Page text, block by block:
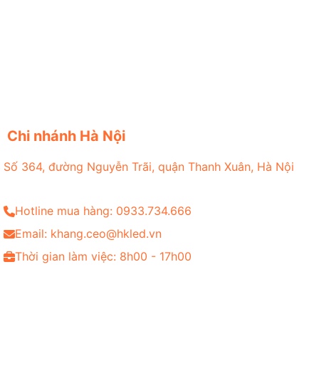
Chi nhánh Hà Nội
Số 364, đường Nguyễn Trãi, quận Thanh Xuân, Hà Nội
Hotline mua hàng: 0933.734.666
Email: khang.ceo@hkled.vn
Thời gian làm việc: 8h00 - 17h00